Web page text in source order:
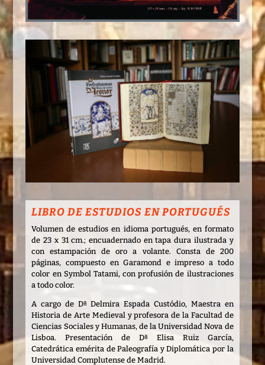
LIBRO DE ESTUDIOS EN PORTUGUÉS
Volumen de estudios en idioma portugués, en formato
de 23 x 31 cm.; encuadernado en tapa dura ilustrada y
con estampación de oro a volante. Consta de 200
páginas, compuesto en Garamond e impreso a todo
color en Symbol Tatami, con profusión de ilustraciones
a todo color.
A cargo de Dª Delmira Espada Custódio, Maestra en
Historia de Arte Medieval y profesora de la Facultad de
Ciencias Sociales y Humanas, de la Universidad Nova de
Lisboa. Presentación de Dª Elisa Ruiz García,
Catedrática emérita de Paleografía y Diplomática por la
Universidad Complutense de Madrid.